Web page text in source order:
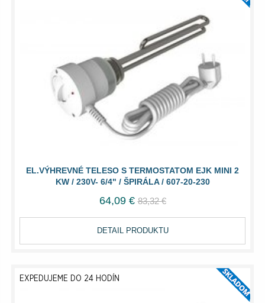
EL.VÝHREVNÉ TELESO S TERMOSTATOM EJK MINI 2
KW / 230V- 6/4" / ŠPIRÁLA / 607-20-230
64,09 € 83,32 €
DETAIL PRODUKTU
EXPEDUJEME DO 24 HODÍN